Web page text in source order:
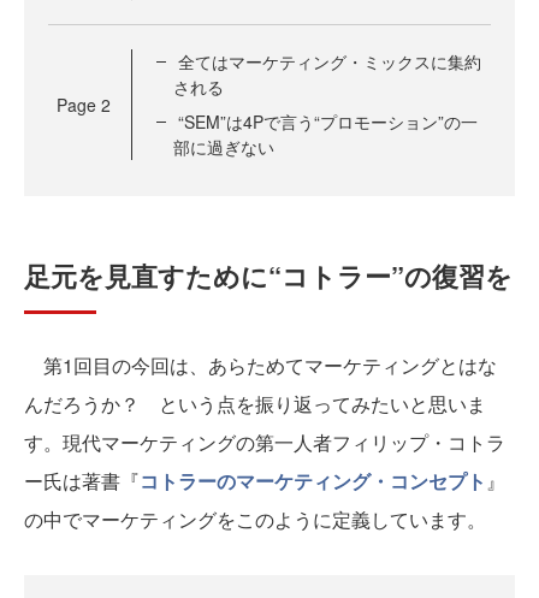
Page 2
全てはマーケティング・ミックスに集約
される
“SEM”は4Pで言う“プロモーション”の一
部に過ぎない
足元を見直すために“コトラー”の復習を
第1回目の今回は、あらためてマーケティングとはな
んだろうか？ という点を振り返ってみたいと思いま
す。現代マーケティングの第一人者フィリップ・コトラ
ー氏は著書『コトラーのマーケティング・コンセプト 』
の中でマーケティングをこのように定義しています。